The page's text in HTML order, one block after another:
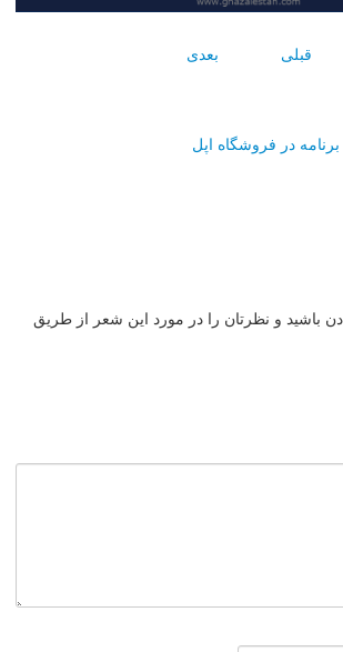
قبلی بعدی
در فروشگاه اپل
باشید و نظرتان را در مورد این شعر از طریق